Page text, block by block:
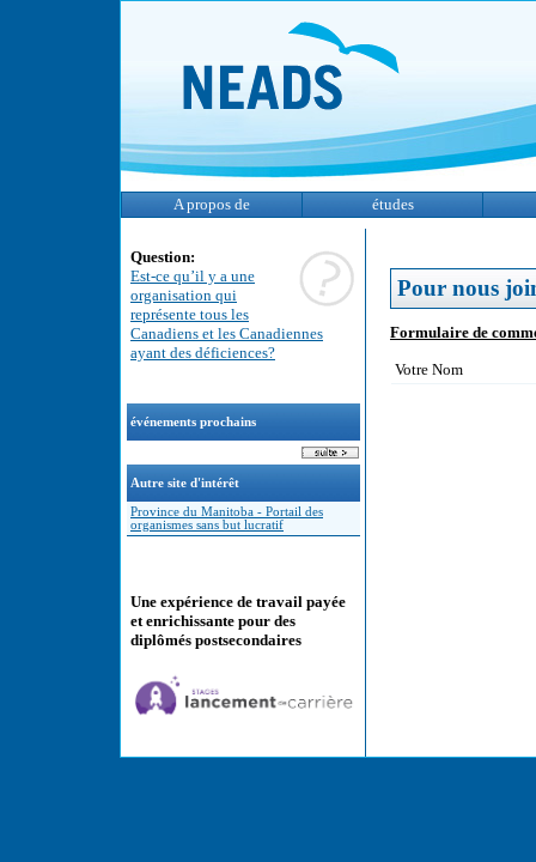
A propos de études
Question:
Est-ce qu’il y a une
organisation qui
représente tous les
Canadiens et les Canadiennes
ayant des déficiences?
événements prochains
Autre site d'intérêt
Province du Manitoba - Portail des
organismes sans but lucratif
Une expérience de travail payée
et enrichissante pour des
diplômés postsecondaires
Pour nous
Formulaire de
Votre Nom